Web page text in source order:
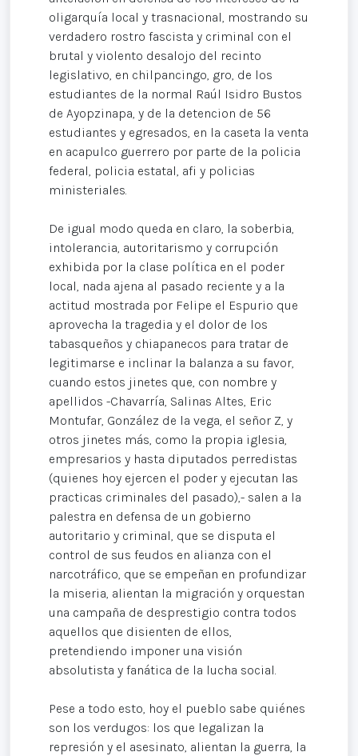
oligarquía local y trasnacional, mostrando su
verdadero rostro fascista y criminal con el
brutal y violento desalojo del recinto
legislativo, en chilpancingo, gro, de los
estudiantes de la normal Raúl Isidro Bustos
de Ayopzinapa, y de la detencion de 56
estudiantes y egresados, en la caseta la venta
en acapulco guerrero por parte de la policia
federal, policia estatal, afi y policias
ministeriales.
De igual modo queda en claro, la soberbia,
intolerancia, autoritarismo y corrupción
exhibida por la clase política en el poder
local, nada ajena al pasado reciente y a la
actitud mostrada por Felipe el Espurio que
aprovecha la tragedia y el dolor de los
tabasqueños y chiapanecos para tratar de
legitimarse e inclinar la balanza a su favor,
cuando estos jinetes que, con nombre y
apellidos -Chavarría, Salinas Altes, Eric
Montufar, González de la vega, el señor Z, y
otros jinetes más, como la propia iglesia,
empresarios y hasta diputados perredistas
(quienes hoy ejercen el poder y ejecutan las
practicas criminales del pasado),- salen a la
palestra en defensa de un gobierno
autoritario y criminal, que se disputa el
control de sus feudos en alianza con el
narcotráfico, que se empeñan en profundizar
la miseria, alientan la migración y orquestan
una campaña de desprestigio contra todos
aquellos que disienten de ellos,
pretendiendo imponer una visión
absolutista y fanática de la lucha social.
Pese a todo esto, hoy el pueblo sabe quiénes
son los verdugos: los que legalizan la
represión y el asesinato, alientan la guerra, la